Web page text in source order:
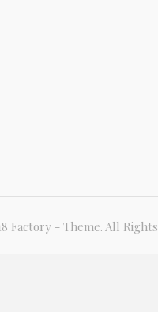
Factory - Theme. All